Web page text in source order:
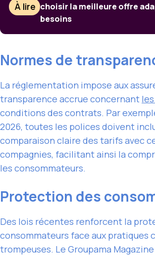
À lire choisir la meilleure offre
besoins
Normes de
La réglementation impose aux
transparence accrue concernant
conditions des contrats. Par
2026, toutes les polices doivent
comparaison claire des tarifs avec
compagnies, facilitant ainsi la
les consommateurs.
Protection des
Des lois récentes renforcent la
consommateurs face aux pratiques
trompeuses. Le Groupama